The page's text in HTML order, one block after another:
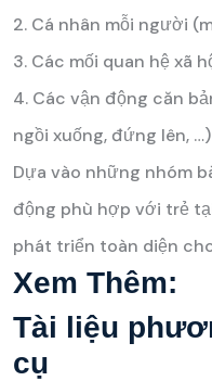
2. Cá nhân mỗi người
3. Các mối quan hệ xã
4. Các vận động căn
ngồi xuống, đứng lên, …)
Dựa vào những nhóm
động phù hợp với trẻ
phát triển toàn diện
Xem Thêm:
Tài liệu
cụ